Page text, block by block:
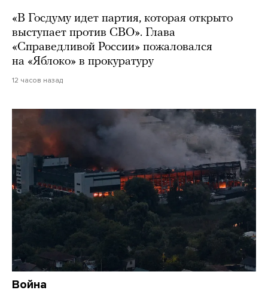
«В Госдуму идет партия, которая открыто
выступает против СВО». Глава
«Справедливой России» пожаловался
на «Яблоко» в прокуратуру
12 часов назад
Война